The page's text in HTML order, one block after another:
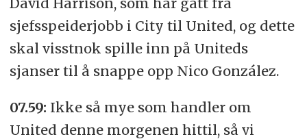
sjefsspeiderjobb i City til United, og dette
skal visstnok spille inn på Uniteds
sjanser til å snappe opp Nico González.
07.59: Ikke så mye som handler om
United denne morgenen hittil, så vi